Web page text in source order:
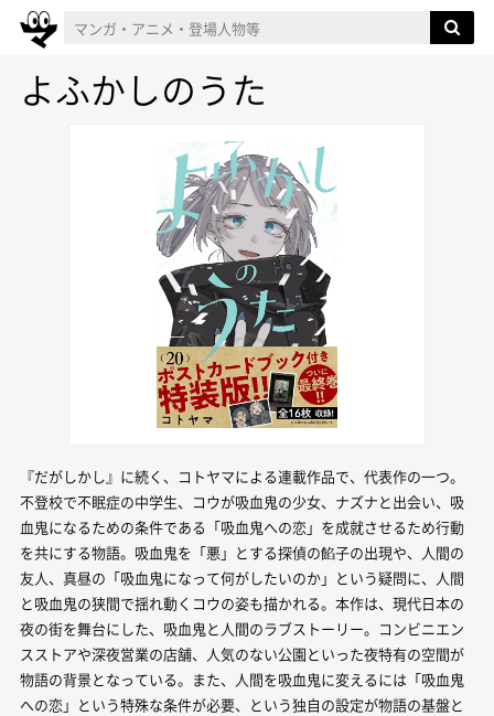
よふかしのうた
『だがしかし』に続く、コトヤマによる連載作品で、代表作の一つ。
不登校で不眠症の中学生、コウが吸血鬼の少女、ナズナと出会い、吸
血鬼になるための条件である「吸血鬼への恋」を成就させるため行動
を共にする物語。吸血鬼を「悪」とする探偵の餡子の出現や、人間の
友人、真昼の「吸血鬼になって何がしたいのか」という疑問に、人間
と吸血鬼の狭間で揺れ動くコウの姿も描かれる。本作は、現代日本の
夜の街を舞台にした、吸血鬼と人間のラブストーリー。コンビニエン
スストアや深夜営業の店舗、人気のない公園といった夜特有の空間が
物語の背景となっている。また、人間を吸血鬼に変えるには「吸血鬼
への恋」という特殊な条件が必要、という独自の設定が物語の基盤と